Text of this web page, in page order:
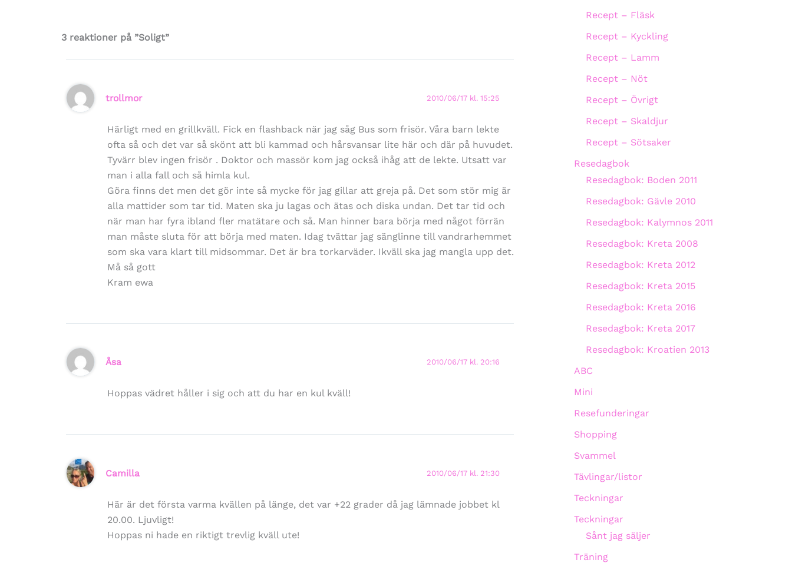
3 reaktioner på ”Soligt”
trollmor 2010/06/17 kl. 15:25
Härligt med en grillkväll. Fick en flashback när jag såg Bus som frisör. Våra barn lekte
ofta så och det var så skönt att bli kammad och hårsvansar lite här och där på huvudet.
Tyvärr blev ingen frisör . Doktor och massör kom jag också ihåg att de lekte. Utsatt var
man i alla fall och så himla kul.
Göra finns det men det gör inte så mycke för jag gillar att greja på. Det som stör mig är
alla mattider som tar tid. Maten ska ju lagas och ätas och diska undan. Det tar tid och
när man har fyra ibland fler matätare och så. Man hinner bara börja med något förrän
man måste sluta för att börja med maten. Idag tvättar jag sänglinne till vandrarhemmet
som ska vara klart till midsommar. Det är bra torkarväder. Ikväll ska jag mangla upp det.
Må så gott
Kram ewa
Åsa 2010/06/17 kl. 20:16
Hoppas vädret håller i sig och att du har en kul kväll!
Camilla 2010/06/17 kl. 21:30
Här är det första varma kvällen på länge, det var +22 grader då jag lämnade jobbet kl
20.00. Ljuvligt!
Hoppas ni hade en riktigt trevlig kväll ute!
Recept – Fläsk
Recept – Kyckling
Recept – Lamm
Recept – Nöt
Recept – Övrigt
Recept – Skaldjur
Recept – Sötsaker
Resedagbok
Resedagbok: Boden 2011
Resedagbok: Gävle 2010
Resedagbok: Kalymnos 2011
Resedagbok: Kreta 2008
Resedagbok: Kreta 2012
Resedagbok: Kreta 2015
Resedagbok: Kreta 2016
Resedagbok: Kreta 2017
Resedagbok: Kroatien 2013
ABC
Mini
Resefunderingar
Shopping
Svammel
Tävlingar/listor
Teckningar
Teckningar
Sånt jag säljer
Träning